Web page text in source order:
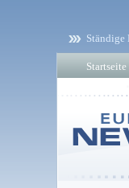
Ständige
Startseite